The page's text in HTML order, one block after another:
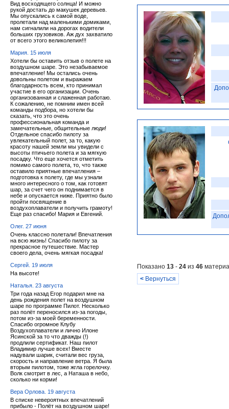
Вид восходящего солнца! И можно
рукой достать до макушек деревьев.
Мы опускались к самой воде,
пролетали над маленькими домиками,
нам сигналили на дорогах водители
больших грузовиков. Аж дух захватило
от всего этого великолепия!!!
Мария. 15 июля
Хотели бы оставить отзыв о полете на
воздушном шаре. Это незабываемое
впечатление! Мы остались очень
довольны полетом и выражаем
благодарность всем, кто принимал
участие в его организации. Очень
организованная и слаженная работаю.
К сожалению, не помним имен всей
команды подбора, но хотели бы
сказать, что это очень
профессиональная команда и
замечательные, общительные люди!
Отдельное спасибо пилоту за
увлекательный полет, за то, какую
красоту нашей земли мы увидели с
высоты птичьего полета и за мягкую
посадку. Что еще хочется отметить
помимо самого полета, то, что также
оставило приятные впечатления –
подготовка к полету, где мы узнали
много интересного о том, как готовят
шар, за счет чего он поднимается в
небе и опускается ниже. Приятно было
пройти посвящение в
воздухоплаватели и получить грамоту!
Еще раз спасибо! Мария и Евгений.
Олег. 27 июня
Очень классно полетали! Впечатления
на всю жизнь! Спасибо пилоту за
прекрасное путешествие. Мастер
своего дела, очень мягкая посадка!
Сергей. 19 июля
На высоте!
Наталья. 23 августа
Три года назад Егор подарил мне на
день рождения полет на воздушном
шаре по программе Пилот. Несколько
раз полёт переносился из-за погоды,
потом из-за моей беременности.
Спасибо огромное Клубу
Воздухоплаватели и лично Илоне
Ясинской за то что дважды (!)
продлили сертификат. Наш пилот
Владимир лучше всех! Вместе
надували шарик, считали вес груза,
скорость и направление ветра. Я была
вторым пилотом, тоже жгла горелочку.
Волк смотрит в лес, а Наташа в небо,
сколько ни корми!
Вера Орлова. 19 августа
В списке невероятных впечатлений
прибыло - Полёт на воздушном шаре!
Показано 13 - 24 из 46
< Вернуться